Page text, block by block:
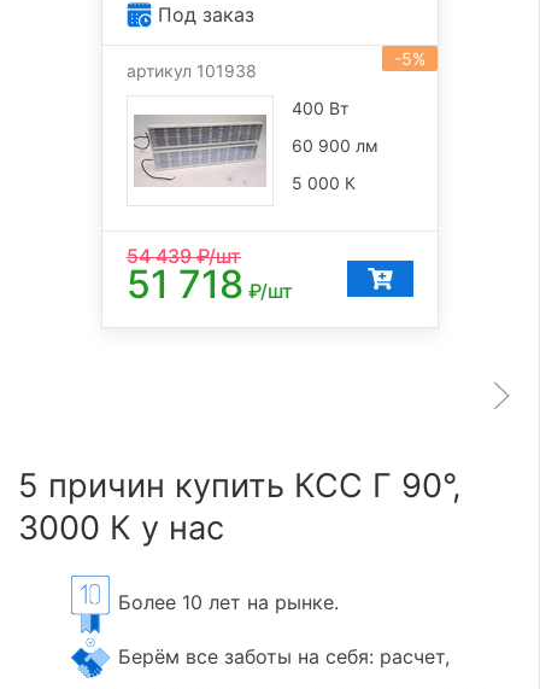
Под заказ
-5%
артикул 101938
400 Вт
60 900 лм
5 000 К
54 439₽/шт
51 718 ₽/шт
5 причин купить КСС Г 90°,
3000 К у нас
Более 10 лет на рынке.
Берём все заботы на себя: расчет,